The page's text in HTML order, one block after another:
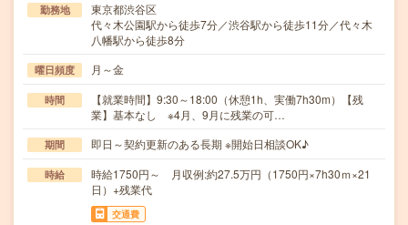
勤務地
東京都渋谷区
代々木公園駅から徒歩7分／渋谷駅から徒歩11分／代々木
八幡駅から徒歩8分
曜日頻度 月～金
時間
【就業時間】9:30～18:00（休憩1h、実働7h30m）【残
業】基本なし ※4月、9月に残業の可…
期間 即日～契約更新のある長期 ※開始日相談OK♪
時給
時給1750円～ 月収例:約27.5万円（1750円×7h30ｍ×21
日）+残業代
交通費